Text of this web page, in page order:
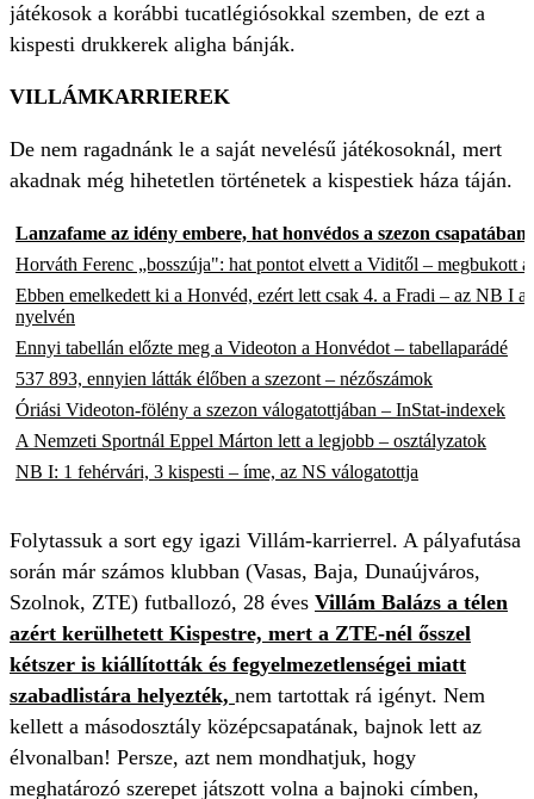
játékosok a korábbi tucatlégiósokkal szemben, de ezt a
kispesti drukkerek aligha bánják.
VILLÁMKARRIEREK
De nem ragadnánk le a saját nevelésű játékosoknál, mert
akadnak még hihetetlen történetek a kispestiek háza táján.
Lanzafame az idény embere, hat honvédos a szezon csapatában
Horváth Ferenc „bosszúja": hat pontot elvett a Viditől – megbukott
Ebben emelkedett ki a Honvéd, ezért lett csak 4. a Fradi – az NB I a
nyelvén
Ennyi tabellán előzte meg a Videoton a Honvédot – tabellaparádé
537 893, ennyien látták élőben a szezont – nézőszámok
Óriási Videoton-fölény a szezon válogatottjában – InStat-indexek
A Nemzeti Sportnál Eppel Márton lett a legjobb – osztályzatok
NB I: 1 fehérvári, 3 kispesti – íme, az NS válogatottja
Folytassuk a sort egy igazi Villám-karrierrel. A pályafutása
során már számos klubban (Vasas, Baja, Dunaújváros,
Szolnok, ZTE) futballozó, 28 éves Villám Balázs a télen
azért kerülhetett Kispestre, mert a ZTE-nél ősszel
kétszer is kiállították és fegyelmezetlenségei miatt
szabadlistára helyezték, nem tartottak rá igényt. Nem
kellett a másodosztály középcsapatának, bajnok lett az
élvonalban! Persze, azt nem mondhatjuk, hogy
meghatározó szerepet játszott volna a bajnoki címben,